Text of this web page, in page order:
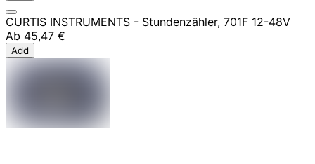
CURTIS INSTRUMENTS - Stundenzähler, 701F 12-48V
Ab 45,47 €
Add